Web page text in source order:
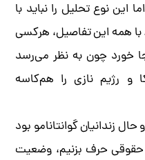
زندان سراسربین بیرون کشید.۴ اما این نوع تحلیل را نباید با
همه این تفاصیل، هرکسی
خورد چون به نظر می‌رسد
و رژیم نازی را هم‌کاسه
زندانیان گوانتانامو بود
حقوقی حرف بزنیم، وضعیت